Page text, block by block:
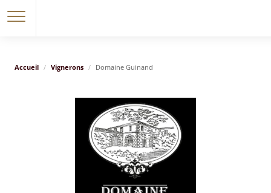
Accueil Vignerons Domaine Guinand